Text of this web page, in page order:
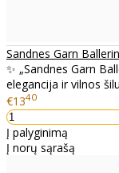
Sandnes Garn
✨ „Sandnes Garn
elegancija ir vilnos
€1340
Į palyginimą
Į norų sąrašą